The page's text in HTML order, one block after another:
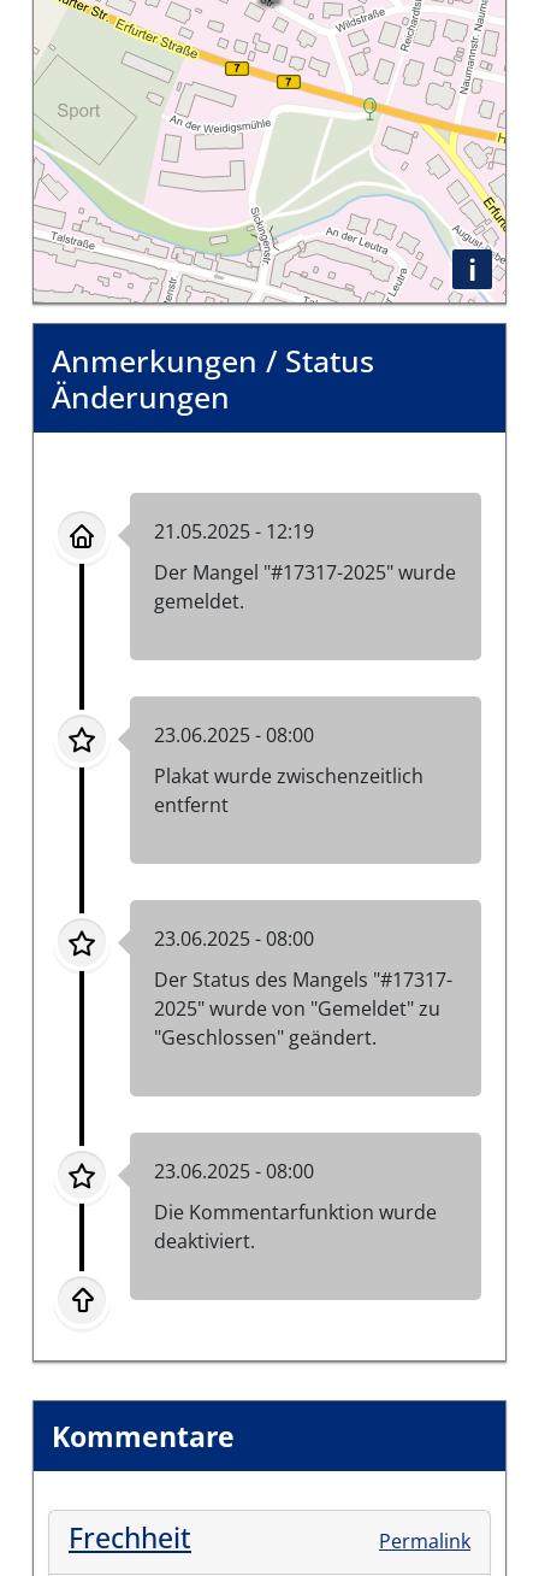
i
Anmerkungen / Status
Änderungen
21.05.2025 - 12:19
Der Mangel "#17317-2025" wurde
gemeldet.
23.06.2025 - 08:00
Plakat wurde zwischenzeitlich
entfernt
23.06.2025 - 08:00
Der Status des Mangels "#17317-
2025" wurde von "Gemeldet" zu
"Geschlossen" geändert.
23.06.2025 - 08:00
Die Kommentarfunktion wurde
deaktiviert.
Kommentare
Frechheit Permalink